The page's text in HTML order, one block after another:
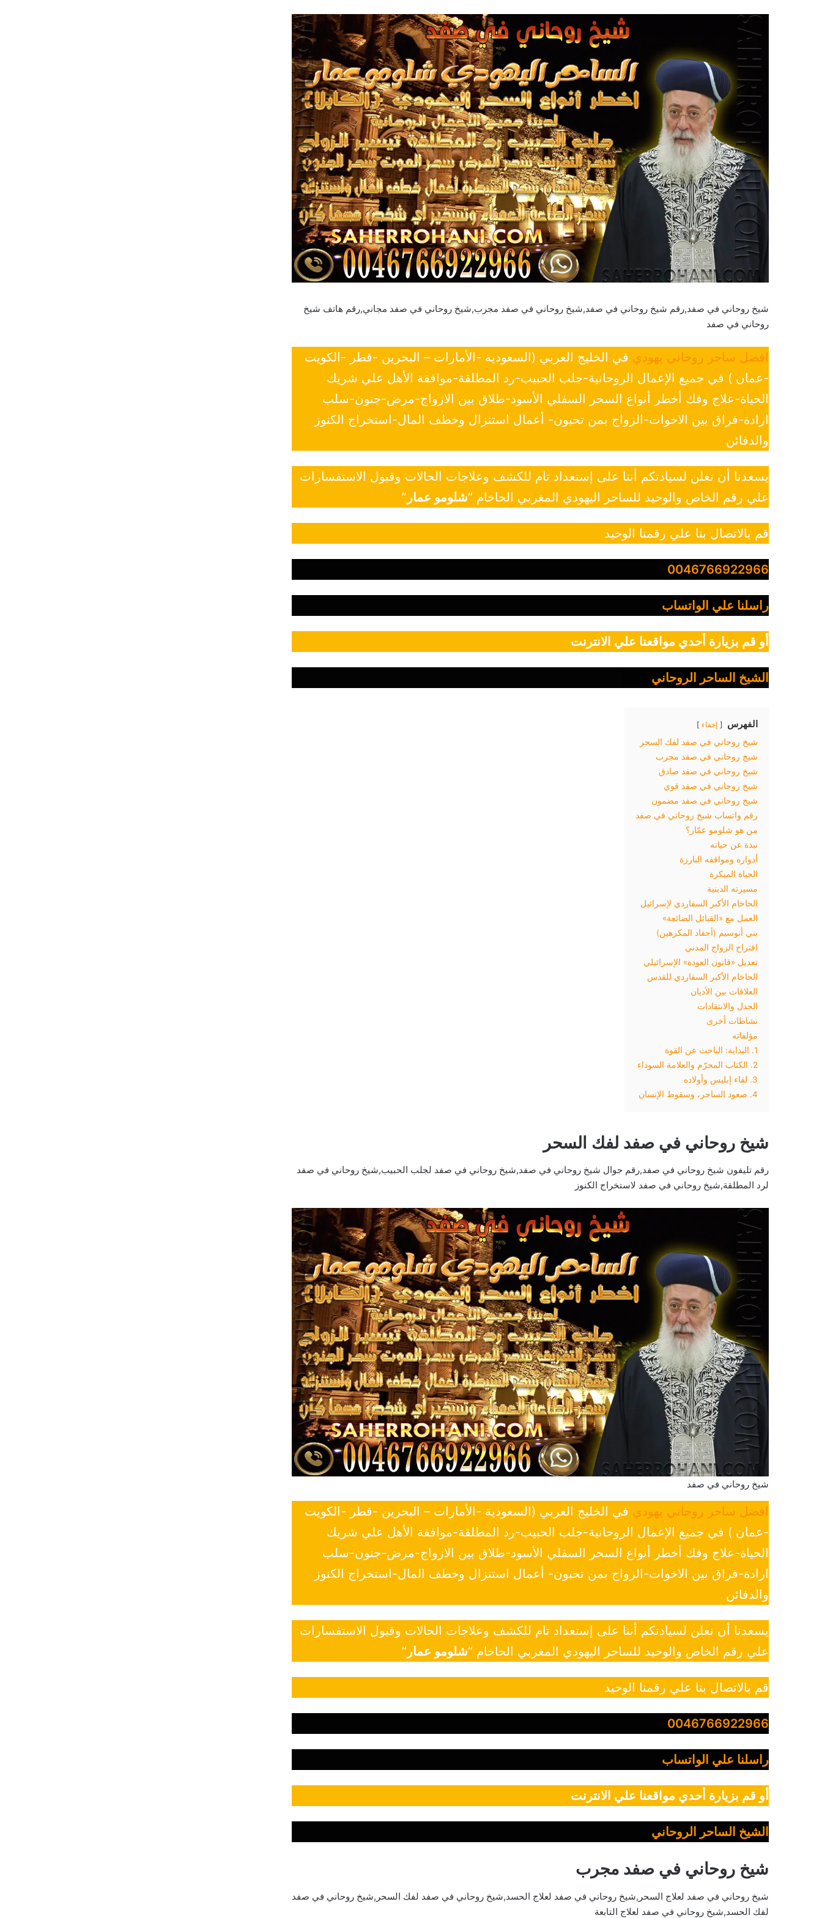
شيخ روحاني في صفد,رقم شيخ روحاني في صفد,شيخ روحاني في صفد مجرب,شيخ روحاني في صفد مجاني,رقم هاتف شيخ
روحاني في صفد
افضل ساحر روحاني يهودي في الخليج العربي (السعودية -الأمارات – البحرين -قطر -الكويت
-عمان ) في جميع الإعمال الروحانية-جلب الحبيب-رد المطلقة-موافقة الأهل علي شريك
الحياة-علاج وفك أخطر أنواع السحر السفلي الأسود-طلاق بين الازواج-مرض-جنون-سلب
ارادة-فراق بين الاخوات-الزواج بمن تحبون- أعمال استنزال وخطف المال-استخراج الكنوز
والدفائن
يسعدنا أن نعلن لسيادتكم أننا على إستعداد تام للكشف وعلاجات الحالات وقبول الاستفسارات
علي رقم الخاص والوحيد للساحر اليهودي المغربي الحاخام “شلومو عمار ”
قم بالاتصال بنا علي رقمنا الوحيد
0046766922966
راسلنا علي الواتساب
أو قم بزيارة أحدي مواقعنا علي الانترنت
الشيخ الساحر الروحاني
الفهرس إخفاء
شيخ روحاني في صفد لفك السحر
شيخ روحاني في صفد مجرب
شيخ روحاني في صفد صادق
شيخ روحاني في صفد قوي
شيخ روحاني في صفد مضمون
رقم واتساب شيخ روحاني في صفد
من هو شلومو عمّار؟
نبذة عن حياته
أدواره ومواقفه البارزة
الحياة المبكرة
مسيرته الدينية
الحاخام الأكبر السفاردي لإسرائيل
العمل مع «القبائل الضائعة»
بني أنوسيم (أحفاد المكرهين)
اقتراح الزواج المدني
تعديل «قانون العودة» الإسرائيلي
الحاخام الأكبر السفاردي للقدس
العلاقات بين الأديان
الجدل والانتقادات
نشاطات أخرى
مؤلفاته
1. البداية: الباحث عن القوة
2. الكتاب المحرّم والعلامة السوداء
3. لقاء إبليس وأولاده
4. صعود الساحر، وسقوط الإنسان
شيخ روحاني في صفد لفك السحر
رقم تليفون شيخ روحاني في صفد,رقم جوال شيخ روحاني في صفد,شيخ روحاني في صفد لجلب الحبيب,شيخ روحاني في صفد
لرد المطلقة,شيخ روحاني في صفد لاستخراج الكنوز
شيخ روحاني في صفد
افضل ساحر روحاني يهودي في الخليج العربي (السعودية -الأمارات – البحرين -قطر -الكويت
-عمان ) في جميع الإعمال الروحانية-جلب الحبيب-رد المطلقة-موافقة الأهل علي شريك
الحياة-علاج وفك أخطر أنواع السحر السفلي الأسود-طلاق بين الازواج-مرض-جنون-سلب
ارادة-فراق بين الاخوات-الزواج بمن تحبون- أعمال استنزال وخطف المال-استخراج الكنوز
والدفائن
يسعدنا أن نعلن لسيادتكم أننا على إستعداد تام للكشف وعلاجات الحالات وقبول الاستفسارات
علي رقم الخاص والوحيد للساحر اليهودي المغربي الحاخام “شلومو عمار ”
قم بالاتصال بنا علي رقمنا الوحيد
0046766922966
راسلنا علي الواتساب
أو قم بزيارة أحدي مواقعنا علي الانترنت
الشيخ الساحر الروحاني
شيخ روحاني في صفد مجرب
شيخ روحاني في صفد لعلاج السحر,شيخ روحاني في صفد لعلاج الحسد,شيخ روحاني في صفد لفك السحر,شيخ روحاني في صفد
لفك الحسد,شيخ روحاني في صفد لعلاج التابعة